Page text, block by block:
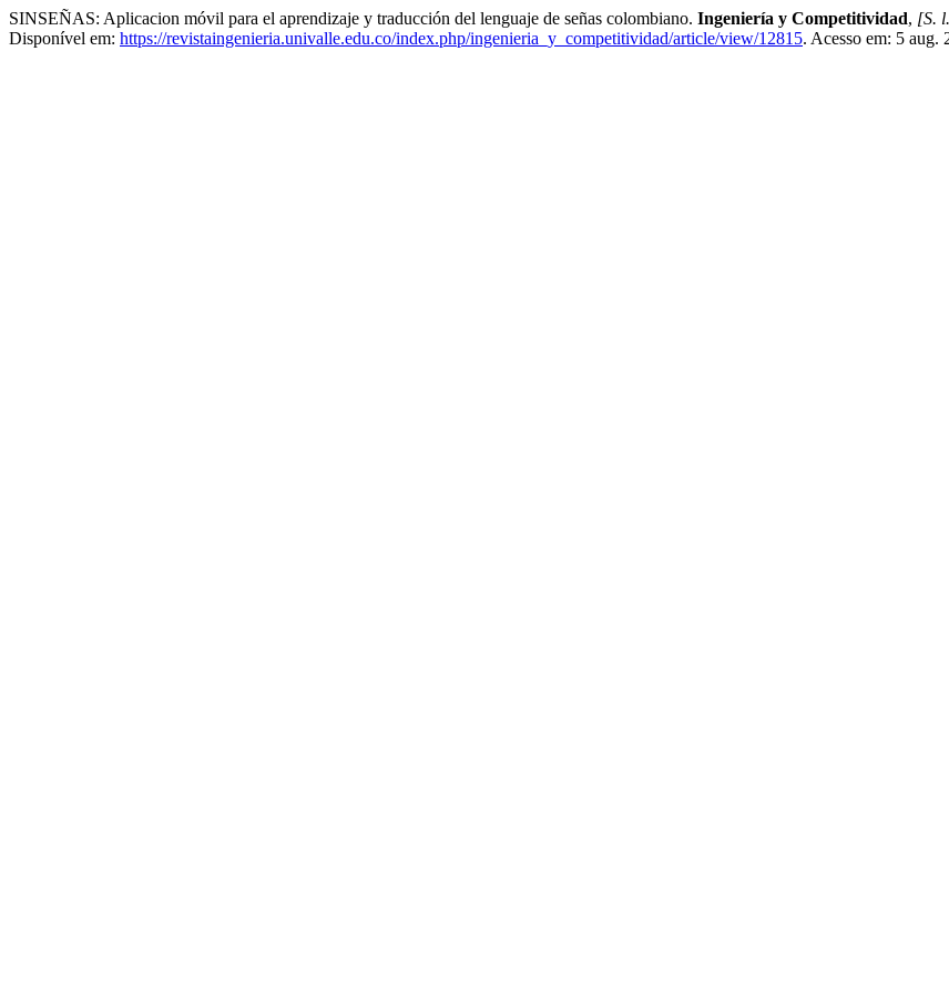
SINSEÑAS: Aplicacion móvil para el aprendizaje y traducción del lenguaje de señas colombiano. Ingeniería y Competitividad, [S.
Disponível em: https://revistaingenieria.univalle.edu.co/index.php/ingenieria_y_competitividad/article/view/12815. Acesso em: 5 aug.